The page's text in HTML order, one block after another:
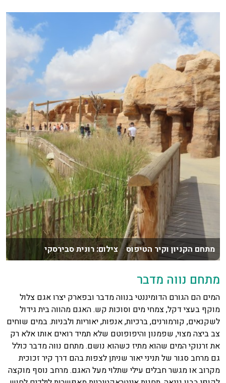
מתחם הקניון וקיר הטיפוס צילום: רונית סבירסקי
מתחם נווה מדבר
המים הם הגורם הדומיננטי בנווה מדבר ובפארק יצרו אגם צלול
מוקף בעצי דקל, צמחי מים וסוכות קש. האגם מהווה בית גידול
לשקנאים, קורמורנים, ברכיות, אנפות, יאוריות ולבניות. במים שוחים
צב ביצה מצוי, שפמנון והיפופוטם שלא תמיד רואים אותו אלא רק
את זרנוקי המים שהוא מתיז כשהוא נושם. מתחם נווה מדבר כולל
גם מרחב סגור של תניני יאור שניתן לצפות בהם דרך קיר זכוכית
מקרוב או מגשר חבלים עילי שתלוי מעל האגם. מרחב נוסף מוקצה